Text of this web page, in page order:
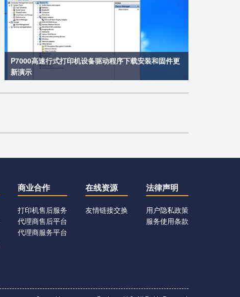
P7000高速行式打印机设备驱动程序下载安装和固件更
新演示
商业合作
打印机售后服务
代理商售后平台
代理商服务平台
在线资源
友情链接交换
法律声明
用户隐私政策
服务使用条款